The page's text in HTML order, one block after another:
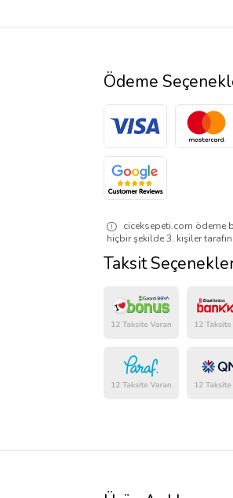
Ödeme
ciceksepeti.com ödeme
hiçbir şekilde 3. kişiler
Taksit